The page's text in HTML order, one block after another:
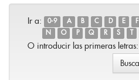
Ir a: 0-9 A B C D E F
N
O P Q R S
O introducir las primeras letras: